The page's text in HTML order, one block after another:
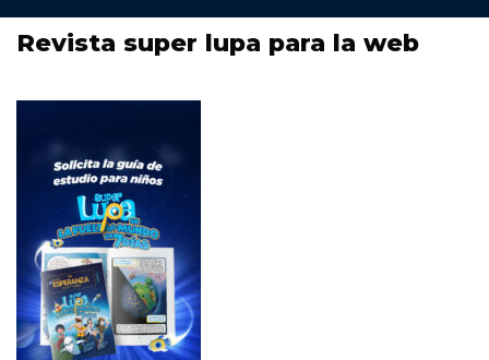
Revista super lupa para la web